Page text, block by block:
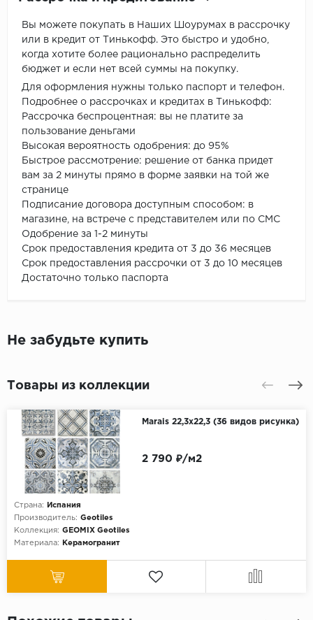
Вы можете покупать в Наших Шоурумах в рассрочку
или в кредит от Тинькофф. Это быстро и удобно,
когда хотите более рационально распределить
бюджет и если нет всей суммы на покупку.
Для оформления нужны только паспорт и телефон.
Подробнее о рассрочках и кредитах в Тинькофф:
Рассрочка беспроцентная: вы не платите за
пользование деньгами
Высокая вероятность одобрения: до 95%
Быстрое рассмотрение: решение от банка придет
вам за 2 минуты прямо в форме заявки на той же
странице
Подписание договора доступным способом: в
магазине, на встрече с представителем или по СМС
Одобрение за 1-2 минуты
Срок предоставления кредита от 3 до 36 месяцев
Срок предоставления рассрочки от 3 до 10 месяцев
Достаточно только паспорта
Не забудьте купить
Товары из коллекции
Marais 22,3x22,3 (36 видов рисунка)
Страна:
Испания
Производитель: Geotiles
Коллекция: GEOMIX Geotiles
Материала:
Керамогранит
2 790 ₽/м2